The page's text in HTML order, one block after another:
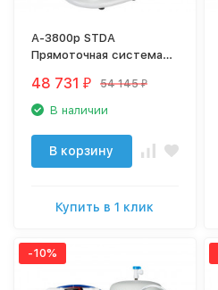
A-3800p STDA
Прямоточная система
48 731 ₽ 54 145 ₽
В наличии
В корзину
Купить в 1 клик
-10%